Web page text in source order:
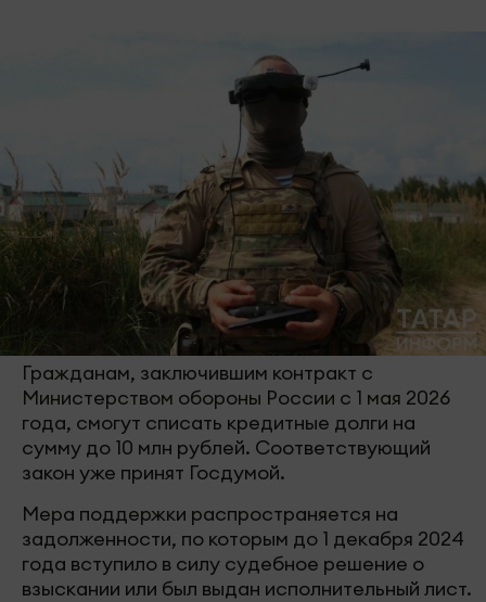
Гражданам, заключившим контракт с
Министерством обороны России с 1 мая 2026
года, смогут списать кредитные долги на
сумму до 10 млн рублей. Соответствующий
закон уже принят Госдумой.
Мера поддержки распространяется на
задолженности, по которым до 1 декабря 2024
года вступило в силу судебное решение о
взыскании или был выдан исполнительный лист.